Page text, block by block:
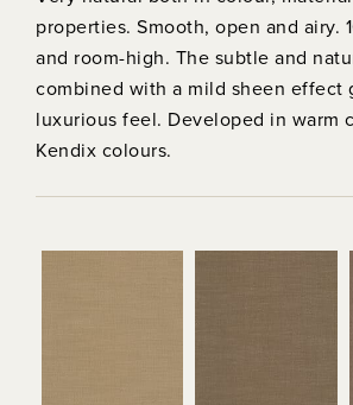
properties. Smooth, open and airy.
and room-high. The subtle and
combined with a mild sheen effect
luxurious feel. Developed in warm
Kendix colours.